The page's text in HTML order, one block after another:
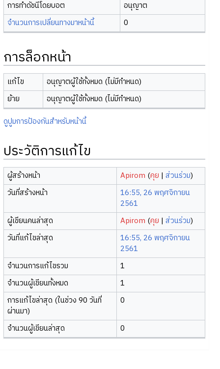
การทำดัชนีโดยบอต
อนุญาต
จำนวนการเปลี่ยนทางมาหน้านี้
0
การล็อกหน้า
แก้ไข
อนุญาตผู้ใช้ทั้งหมด (ไม่มีกำหนด)
ย้าย
อนุญาตผู้ใช้ทั้งหมด (ไม่มีกำหนด)
ดูปูมการป้องกันสำหรับหน้านี้
ประวัติการแก้ไข
ผู้สร้างหน้า Apirom (คุย |ส่วนร่วม)
วันที่สร้างหน้า
16:55, 26 พฤศจิกายน
2561
ผู้เขียนคนล่าสุด
Apirom (คุย |ส่วนร่วม)
วันที่แก้ไขล่าสุด
16:55, 26 พฤศจิกายน
2561
จำนวนการแก้ไขรวม
1
จำนวนผู้เขียนทั้งหมด
1
การแก้ไขล่าสุด (ในช่วง 90 วันที่
ผ่านมา)
0
จำนวนผู้เขียนล่าสุด 0